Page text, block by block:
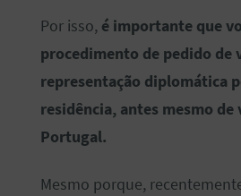
Por isso, é importante que
procedimento de pedido de
representação diplomática
residência, antes mesmo de
Portugal.
Mesmo porque,